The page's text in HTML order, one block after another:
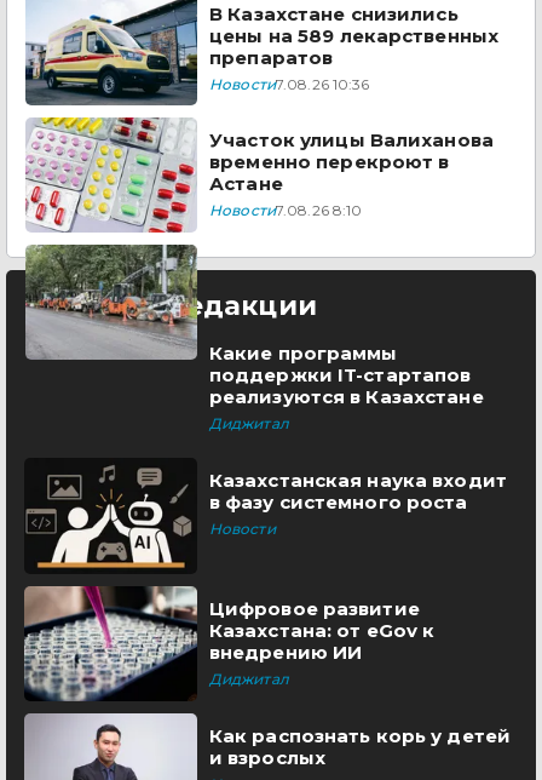
В Казахстане снизились
цены на 589 лекарственных
препаратов
Новости7.08.26 10:36
Участок улицы Валиханова
временно перекроют в
Астане
Новости7.08.26 8:10
Выбор редакции
Какие программы
поддержки IT-стартапов
реализуются в Казахстане
Диджитал
Казахстанская наука входит
в фазу системного роста
Новости
Цифровое развитие
Казахстана: от eGov к
внедрению ИИ
Диджитал
Как распознать корь у детей
и взрослых